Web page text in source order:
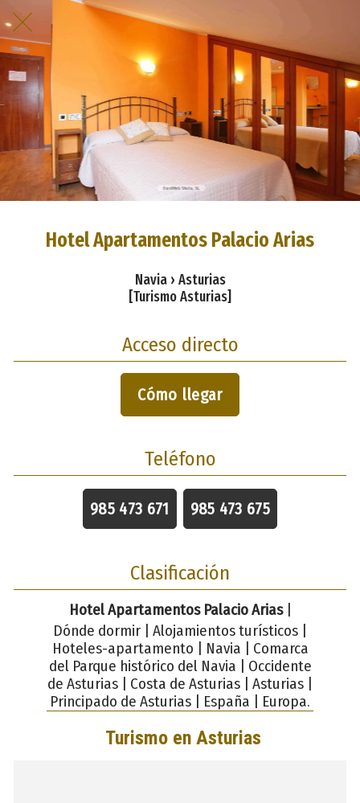
Hotel Apartamentos Palacio Arias
Navia › Asturias
[Turismo Asturias]
Acceso directo
Cómo llegar
Teléfono
985 473 671 985 473 675
Clasificación
Hotel Apartamentos Palacio Arias|
Dónde dormir | Alojamientos turísticos |
Hoteles-apartamento | Navia | Comarca
del Parque histórico del Navia | Occidente
de Asturias | Costa de Asturias | Asturias |
Principado de Asturias | España | Europa.